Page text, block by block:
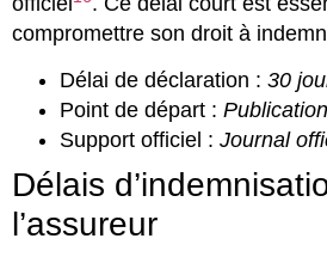
compromettre son droit à
Délai de déclaration : 30
Point de départ :
Support officiel : Journal
Délais
l’assureur